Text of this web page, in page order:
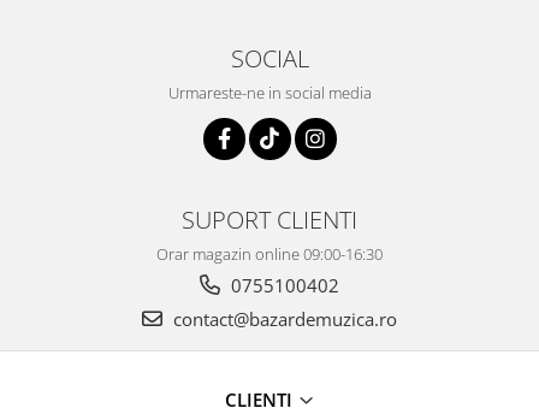
SOCIAL
Urmareste-ne in social media
SUPORT CLIENTI
Orar magazin online 09:00-16:30
0755100402
contact@bazardemuzica.ro
CLIENTI